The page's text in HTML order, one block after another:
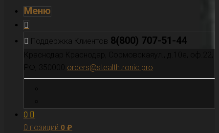
Меню
Поддержка Клиентов 8(800) 707-51-44
orders@stealthtronic.pro
0
0 позиций 0 ₽